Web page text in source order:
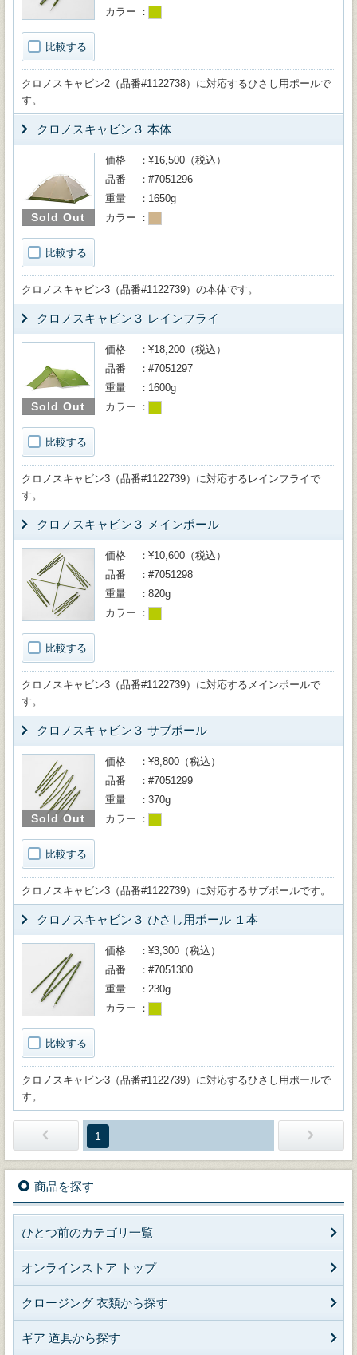
比較する
カラー
クロノスキャビン2（品番#1122738）に対応するひさし用ポールで
す。
クロノスキャビン３ 本体
Sold Out
比較する
価格
¥16,500（税込）
品番
#7051296
重量
1650g
カラー
クロノスキャビン3（品番#1122739）の本体です。
クロノスキャビン３ レインフライ
Sold Out
比較する
価格
¥18,200（税込）
品番
#7051297
重量
1600g
カラー
クロノスキャビン3（品番#1122739）に対応するレインフライで
す。
クロノスキャビン３ メインポール
比較する
価格
¥10,600（税込）
品番
#7051298
重量
820g
カラー
クロノスキャビン3（品番#1122739）に対応するメインポールで
す。
クロノスキャビン３ サブポール
Sold Out
比較する
価格
¥8,800（税込）
品番
#7051299
重量
370g
カラー
クロノスキャビン3（品番#1122739）に対応するサブポールです。
クロノスキャビン３ ひさし用ポール １本
比較する
価格
¥3,300（税込）
品番
#7051300
重量
230g
カラー
クロノスキャビン3（品番#1122739）に対応するひさし用ポールで
す。
1
商品を探す
ひとつ前のカテゴリ一覧
オンラインストア トップ
クロージング 衣類から探す
ギア 道具から探す